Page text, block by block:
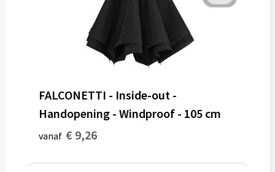
FALCONETTI - Inside-out -
Handopening - Windproof - 105 cm
vanaf € 9,26